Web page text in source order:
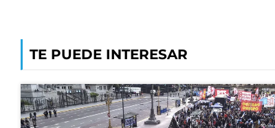
TE PUEDE INTERESAR